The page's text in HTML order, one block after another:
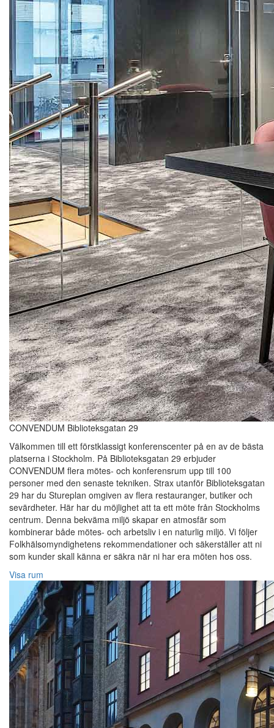
CONVENDUM Biblioteksgatan 29
Välkommen till ett förstklassigt konferenscenter på en av de bästa
platserna i Stockholm. På Biblioteksgatan 29 erbjuder
CONVENDUM flera mötes- och konferensrum upp till 100
personer med den senaste tekniken. Strax utanför Biblioteksgatan
29 har du Stureplan omgiven av flera restauranger, butiker och
sevärdheter. Här har du möjlighet att ta ett möte från Stockholms
centrum. Denna bekväma miljö skapar en atmosfär som
kombinerar både mötes- och arbetsliv i en naturlig miljö. Vi följer
Folkhälsomyndighetens rekommendationer och säkerställer att ni
som kunder skall känna er säkra när ni har era möten hos oss.
Visa rum